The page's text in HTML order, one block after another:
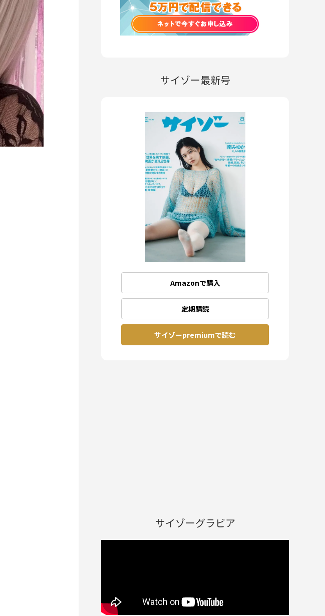
サイゾー最新号
Amazonで購入
定期購読
サイゾーpremiumで読む
サイゾーグラビア